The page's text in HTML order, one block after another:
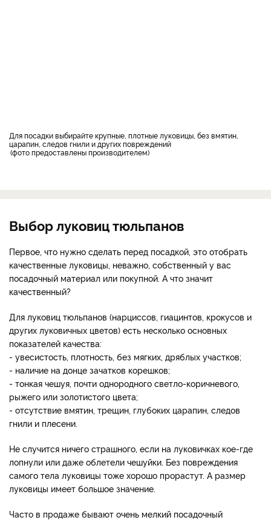
Для посадки выбирайте крупные, плотные луковицы, без вмятин,
царапин, следов гнили и других повреждений
фото предоставлены производителем
Выбор луковиц тюльпанов
Первое, что нужно сделать перед посадкой, это отобрать
качественные луковицы, неважно, собственный у вас
посадочный материал или покупной. А что значит
качественный?
Для луковиц тюльпанов (нарциссов, гиацинтов, крокусов и
других луковичных цветов) есть несколько основных
показателей качества:
- увесистость, плотность, без мягких, дряблых участков;
- наличие на донце зачатков корешков;
- тонкая чешуя, почти однородного светло-коричневого,
рыжего или золотистого цвета;
- отсутствие вмятин, трещин, глубоких царапин, следов
гнили и плесени.
Не случится ничего страшного, если на луковичках кое-где
лопнули или даже облетели чешуйки. Без повреждения
самого тела луковицы тоже хорошо прорастут. А размер
луковицы имеет большое значение.
Часто в продаже бывают очень мелкий посадочный